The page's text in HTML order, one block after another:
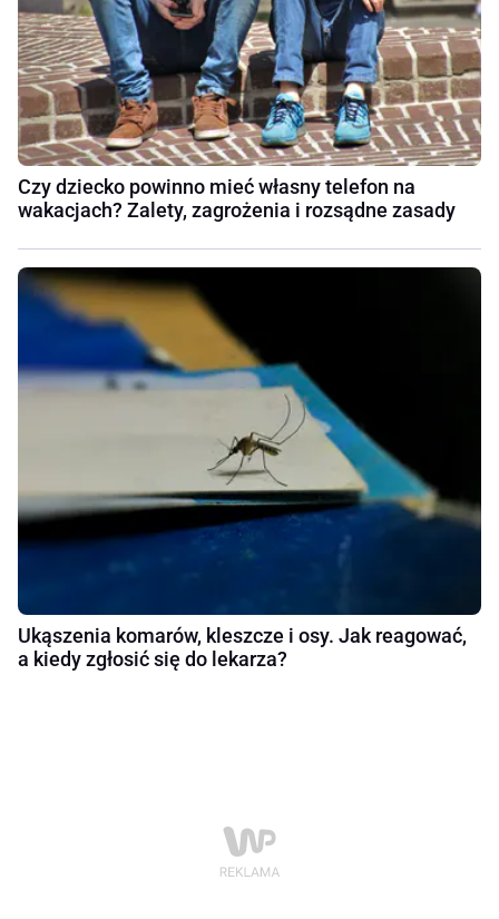
Czy dziecko powinno mieć własny telefon na
wakacjach? Zalety, zagrożenia i rozsądne zasady
Ukąszenia komarów, kleszcze i osy. Jak reagować,
a kiedy zgłosić się do lekarza?